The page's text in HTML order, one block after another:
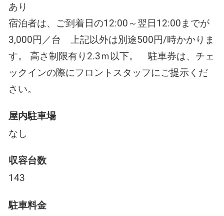
あり
宿泊者は、ご到着日の12:00～翌日12:00までが
3,000円／台 上記以外は別途500円/時かかりま
す。 高さ制限有り2.3ｍ以下。 駐車券は、チェ
ックインの際にフロントスタッフにご提示くだ
さい。
屋内駐車場
なし
収容台数
143
駐車料金